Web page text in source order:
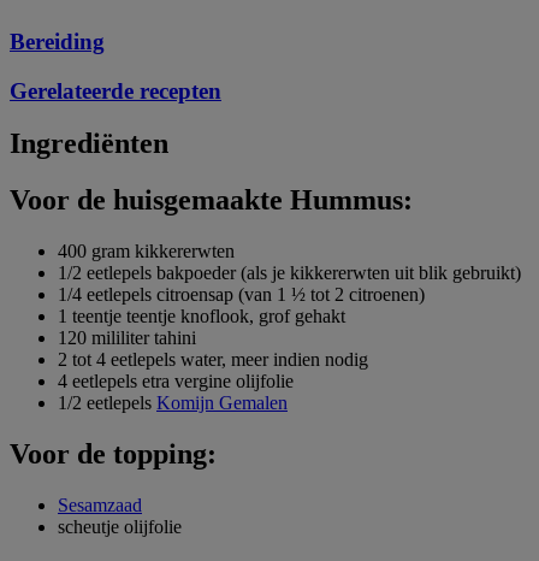
Bereiding
Gerelateerde recepten
Ingrediënten
Voor de huisgemaakte Hummus:
400 gram kikkererwten
1/2 eetlepels bakpoeder (als je kikkererwten uit blik gebruikt)
1/4 eetlepels citroensap (van 1 ½ tot 2 citroenen)
1 teentje teentje knoflook, grof gehakt
120 mililiter tahini
2 tot 4 eetlepels water, meer indien nodig
4 eetlepels etra vergine olijfolie
1/2 eetlepels Komijn Gemalen
Voor de topping:
Sesamzaad
scheutje olijfolie